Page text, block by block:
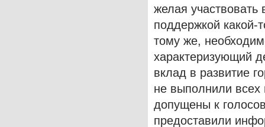
желая
поддержкой какой-
тому же,
характеризующий
вклад в развитие
не выполнили
допущены к
предоставили